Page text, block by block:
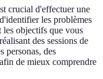
crucial d'effectuer une
les problèmes
les objectifs que vous
des sessions de
personas, des
de mieux comprendre